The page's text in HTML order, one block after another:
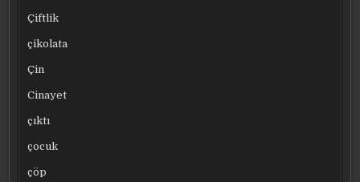
Çiftlik
çikolata
Çin
Cinayet
çıktı
çocuk
çöp